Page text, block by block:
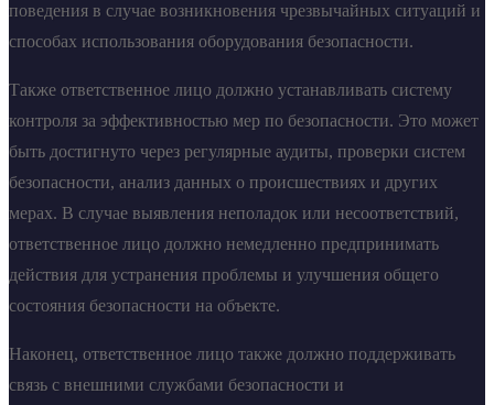
поведения в случае возникновения чрезвычайных ситуаций и
способах использования оборудования безопасности.
Также ответственное лицо должно устанавливать систему
контроля за эффективностью мер по безопасности. Это может
быть достигнуто через регулярные аудиты, проверки систем
безопасности, анализ данных о происшествиях и других
мерах. В случае выявления неполадок или несоответствий,
ответственное лицо должно немедленно предпринимать
действия для устранения проблемы и улучшения общего
состояния безопасности на объекте.
Наконец, ответственное лицо также должно поддерживать
связь с внешними службами безопасности и